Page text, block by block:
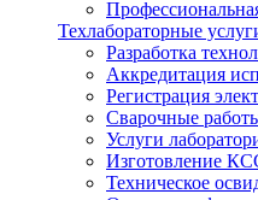
Техлабораторные
Разработка
Аккредитация
Регистрация
Сварочные
Услуги
Изготовление
Техническое